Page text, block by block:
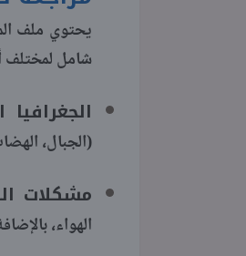
شامل لمختلف
(الجبال، الهضاب،
مشكلات
الهواء،